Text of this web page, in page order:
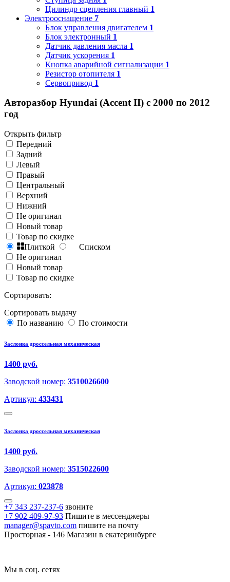
Цилиндр сцепления главный 1
Электрооснащение 7
Блок управления двигателем 1
Блок электронный 1
Датчик давления масла 1
Датчик ускорения 1
Кнопка аварийной сигнализации 1
Резистор отопителя 1
Сервопривод 1
Авторазбор Hyundai (Accent II) с 2000 по 2012
год
Открыть фильтр
Передний
Задний
Левый
Правый
Центральный
Верхний
Нижний
Не оригинал
Новый товар
Товар по скидке
Плиткой
Списком
Не оригинал
Новый товар
Товар по скидке
Сортировать:
Сортировать выдачу
По названию
По стоимости
Заслонка дроссельная механическая
1400 руб.
Заводской номер: 3510026600
Артикул: 433431
Заслонка дроссельная механическая
1400 руб.
Заводской номер: 3515022600
Артикул: 023878
+7 343 237-237-6 звоните
+7 902 409-97-93 Пишите в мессенджеры
manager@spavto.com пишите на почту
Просторная - 146 Магазин в екатеринбурге
Мы в соц. сетях